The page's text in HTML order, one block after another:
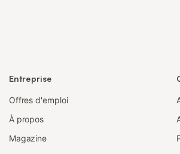
Entreprise
Offres d'emploi
À propos
Magazine